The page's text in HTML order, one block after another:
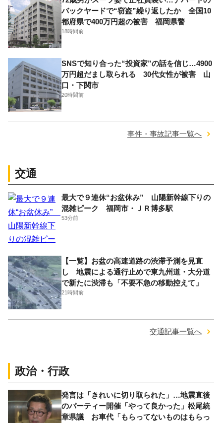
バックヤードで“窃盗”繰り返したか 全国10
都府県で400万円超の被害 福岡県警
18時間前
SNSで知り合った“投資家”の話を信じ…4900
万円超だまし取られる 30代女性が被害 山
口・下関市
20時間前
事件・事故記事一覧へ
交通
最大で９連休“お盆休み” 山陽新幹線下りの
混雑ピーク 福岡市・ＪＲ博多駅
53分前
【一覧】お盆の高速道路の渋滞予測を見直
し 地震による通行止めで東九州道・大分道
で新たに渋滞も「不要不急の移動控えて」
21時間前
交通記事一覧へ
政治・行政
発言は「きれいに切り取られた」…地震直後
のパーティー開催「やって良かった」松尾統
章県議 お車代「もらってないものはもらっ